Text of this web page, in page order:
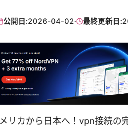
公開日:2026-04-02· 最終更新日:
リカから日本へ！vpn接続